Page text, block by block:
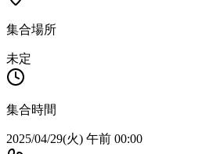
集合場所
未定
集合時間
2025/04/29(火) 午前 00:00